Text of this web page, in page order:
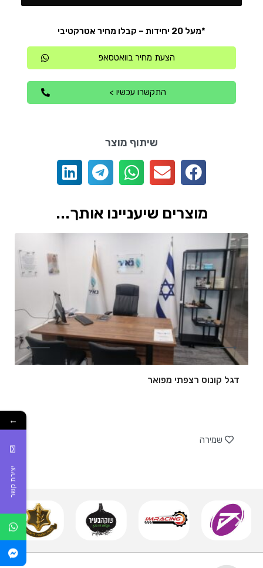
*מעל 20 יחידות – קבלו מחיר אטרקטיבי
הצעת מחיר בוואטסאפ
התקשרו עכשיו >
שיתוף מוצר
מוצרים שיעניינו אותך...
דגל קונוס רצפתי מפואר
שמירה
←
יצירת קשר